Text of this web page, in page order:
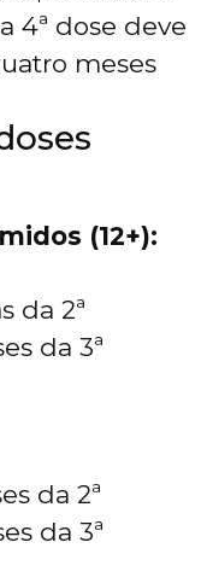
4ª dose deve
meses
(12+):
da 2ª
da 3ª
da 2ª
da 3ª